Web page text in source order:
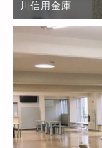
川信用金庫